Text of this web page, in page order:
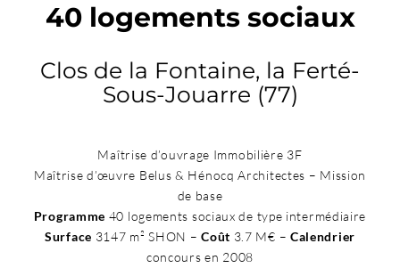
40 logements sociaux
Clos de la Fontaine, la Ferté-
Sous-Jouarre (77)
Maîtrise d’ouvrage Immobilière 3F
Maîtrise d’œuvre Belus & Hénocq Architectes – Mission
de base
Programme 40 logements sociaux de type intermédiaire
Surface 3147 m² SHON –Coût 3.7 M€ – Calendrier
concours en 2008